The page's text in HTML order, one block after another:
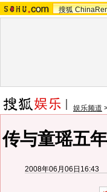
搜狐
娱乐频道
传与童瑶五
2008年06月06日16:43